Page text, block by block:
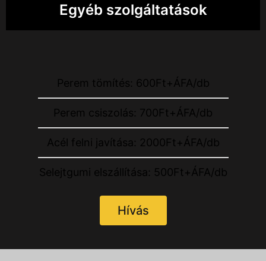
Egyéb szolgáltatások
Perem tömítés: 600Ft+ÁFA/db
Perem csiszolás: 700Ft+ÁFA/db
Acél felni javítása: 2000Ft+ÁFA/db
Selejtgumi elszállítása: 500Ft+ÁFA/db
Hívás